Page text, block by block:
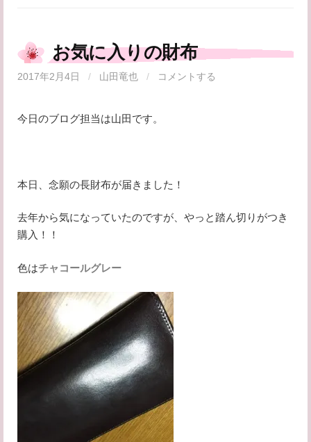
お気に入りの財布
2017年2月4日 / 山田竜也 / コメントする
今日のブログ担当は山田です。
本日、念願の長財布が届きました！
去年から気になっていたのですが、やっと踏ん切りがつき
購入！！
色はチャコールグレー